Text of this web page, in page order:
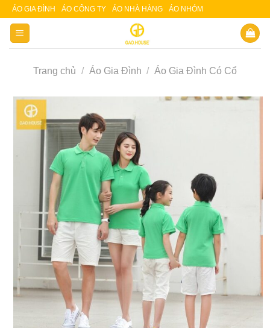
Skip
content
ÁO GIA ĐÌNH ÁO CÔNG TY ÁO NHÀ HÀNG ÁO NHÓM
Trang chủ / Áo Gia Đình / Áo Gia Đình Có Cổ